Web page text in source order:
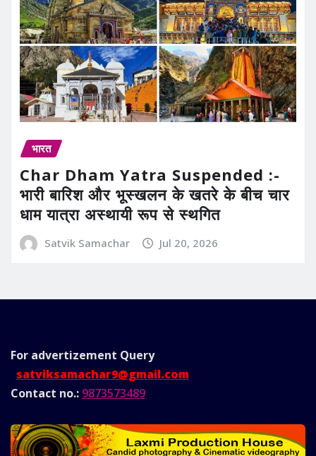
भारत
Char Dham Yatra Suspended :-
भारी बारिश और भूस्खलन के खतरे के बीच चार
धाम यात्रा अस्थायी रूप से स्थगित
Satvik Samachar Jul 20, 2026
For advertizement Query
satviksamachar9@gmail.com
Contact no.: 9873573489